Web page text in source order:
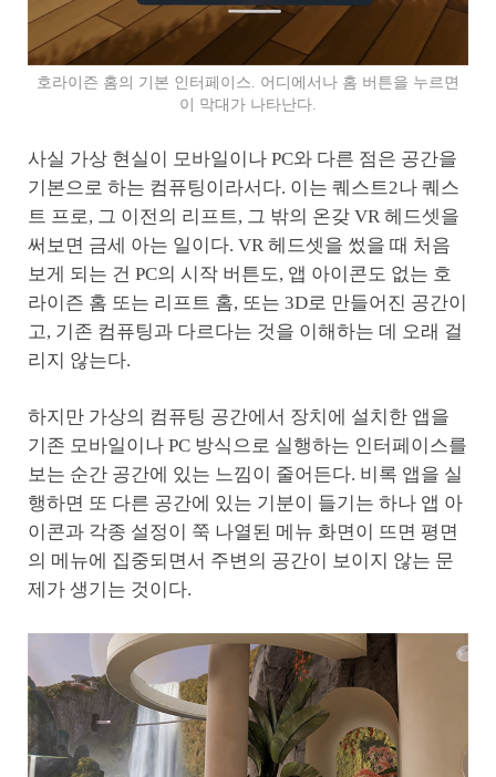
호라이즌 홈의 기본 인터페이스. 어디에서나 홈 버튼을 누르면
이 막대가 나타난다.
사실 가상 현실이 모바일이나 PC와 다른 점은 공간을
기본으로 하는 컴퓨팅이라서다. 이는 퀘스트2나 퀘스
트 프로, 그 이전의 리프트, 그 밖의 온갖 VR 헤드셋을
써보면 금세 아는 일이다. VR 헤드셋을 썼을 때 처음
보게 되는 건 PC의 시작 버튼도, 앱 아이콘도 없는 호
라이즌 홈 또는 리프트 홈, 또는 3D로 만들어진 공간이
고, 기존 컴퓨팅과 다르다는 것을 이해하는 데 오래 걸
리지 않는다.
하지만 가상의 컴퓨팅 공간에서 장치에 설치한 앱을
기존 모바일이나 PC 방식으로 실행하는 인터페이스를
보는 순간 공간에 있는 느낌이 줄어든다. 비록 앱을 실
행하면 또 다른 공간에 있는 기분이 들기는 하나 앱 아
이콘과 각종 설정이 쭉 나열된 메뉴 화면이 뜨면 평면
의 메뉴에 집중되면서 주변의 공간이 보이지 않는 문
제가 생기는 것이다.